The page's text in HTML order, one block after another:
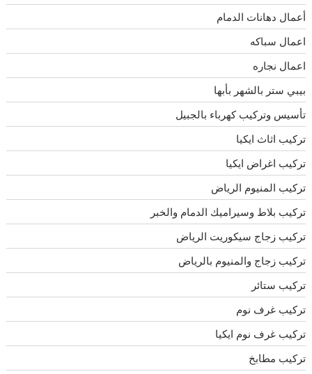
أعمال دهانات الدمام
اعمال سباكه
اعمال نجاره
بيبي ستر بالشهر بأبها
تأسيس وتركيب كهرباء بالجبيل
تركيب اثاث ايكيا
تركيب اغراض ايكيا
تركيب المنيوم الرياض
تركيب بلاط وسيراميك الدمام والخبر
تركيب زجاج سيكوريت الرياض
تركيب زجاج والمنيوم بالرياض
تركيب ستائر
تركيب غرف نوم
تركيب غرف نوم ايكيا
تركيب مطابخ